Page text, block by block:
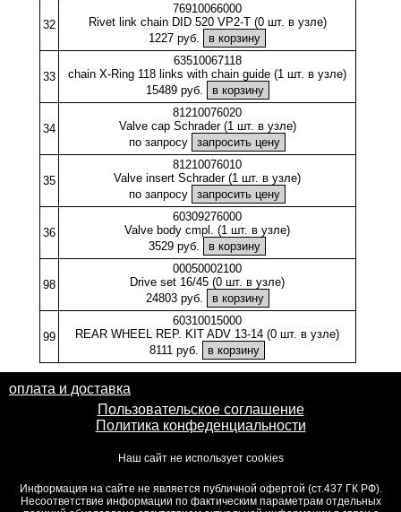
32
76910066000
Rivet link chain DID 520 VP2-T (0 шт. в узле)
1227 руб.
33
63510067118
chain X-Ring 118 links with chain guide (1 шт. в узле)
15489 руб.
34
81210076020
Valve cap Schrader (1 шт. в узле)
по запросу
35
81210076010
Valve insert Schrader (1 шт. в узле)
по запросу
36
60309276000
Valve body cmpl. (1 шт. в узле)
3529 руб.
98
00050002100
Drive set 16/45 (0 шт. в узле)
24803 руб.
99
60310015000
REAR WHEEL REP. KIT ADV 13-14 (0 шт. в узле)
8111 руб.
оплата и доставка
Пользовательское соглашение
Политика конфеденциальности
Наш сайт не использует cookies
Информация на сайте не является публичной офертой (ст.437 ГК РФ).
Несоответствие информации по фактическим параметрам отдельных